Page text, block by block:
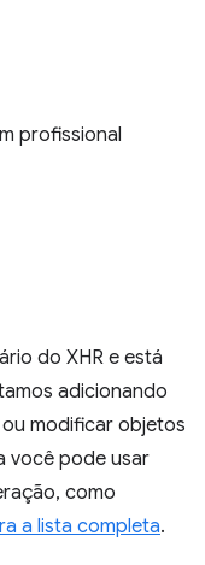
profissional
do XHR e está
adicionando
modificar objetos
você pode usar
como
a lista completa.